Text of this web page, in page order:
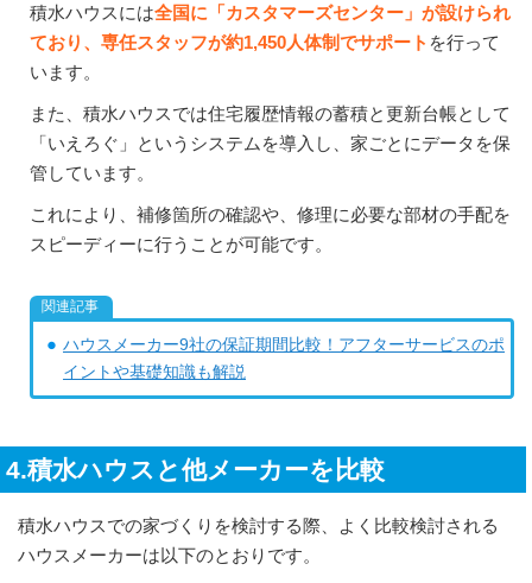
積水ハウスには全国に「カスタマーズセンター」が設けられ
ており、専任スタッフが約1,450人体制でサポート を行って
います。
また、積水ハウスでは住宅履歴情報の蓄積と更新台帳として
「いえろぐ」というシステムを導入し、家ごとにデータを保
管しています。
これにより、補修箇所の確認や、修理に必要な部材の手配を
スピーディーに行うことが可能です。
ハウスメーカー9社の保証期間比較！アフターサービスのポ
イントや基礎知識も解説
4.積水ハウスと他メーカーを比較
積水ハウスでの家づくりを検討する際、よく比較検討される
ハウスメーカーは以下のとおりです。